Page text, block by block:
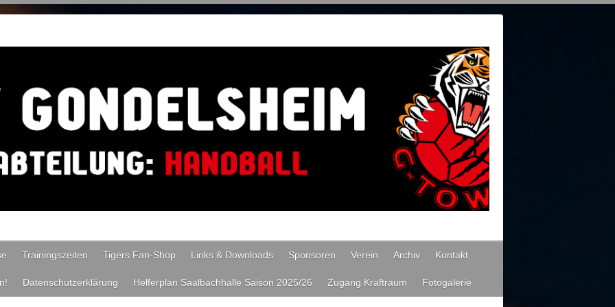
Trainingszeiten Tigers Fan-Shop Links & Downloads Sponsoren Verein Archiv Kontakt
Datenschutzerklärung Helferplan Saalbachhalle Saison 2025/26 Zugang Kraftraum Fotogalerie